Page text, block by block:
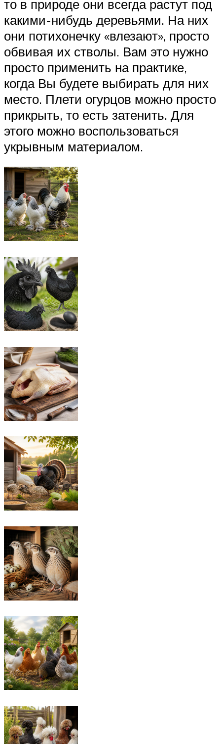
то в природе они всегда растут под
какими-нибудь деревьями. На них
они потихонечку «влезают», просто
обвивая их стволы. Вам это нужно
просто применить на практике,
когда Вы будете выбирать для них
место. Плети огурцов можно просто
прикрыть, то есть затенить. Для
этого можно воспользоваться
укрывным материалом.